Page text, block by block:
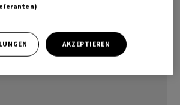
AKZEPTIEREN